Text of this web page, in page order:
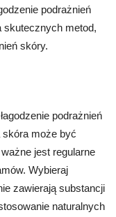
podrażnień
skutecznych metod,
skóry.
podrażnień
skóra może być
jest regularne
Wybieraj
zawierają substancji
naturalnych